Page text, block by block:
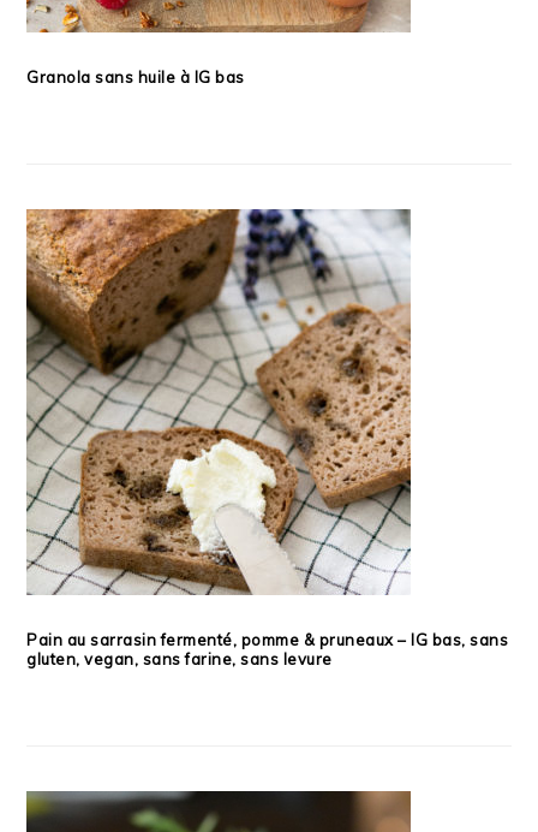
Granola sans huile à IG bas
Pain au sarrasin fermenté, pomme & pruneaux – IG bas, sans
gluten, vegan, sans farine, sans levure